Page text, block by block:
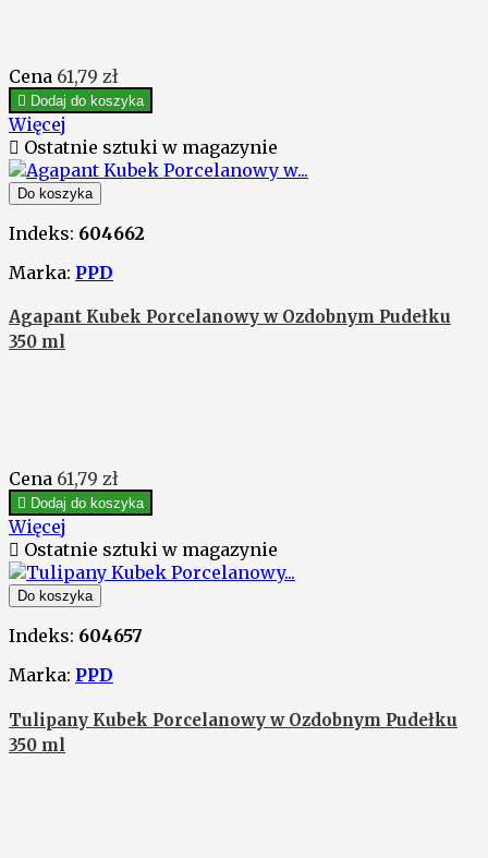
Cena 61,79 zł
 Dodaj do koszyka
Więcej
 Ostatnie sztuki w magazynie
Do koszyka
Indeks: 604662
Marka: PPD
Agapant Kubek Porcelanowy w Ozdobnym Pudełku
350 ml
Cena 61,79 zł
 Dodaj do koszyka
Więcej
 Ostatnie sztuki w magazynie
Do koszyka
Indeks: 604657
Marka: PPD
Tulipany Kubek Porcelanowy w Ozdobnym Pudełku
350 ml